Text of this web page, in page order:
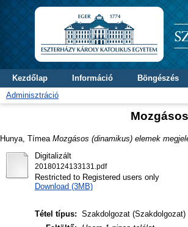
Kezdőlap Információ
Böngészés
Adminisztráció
Hunya, Tímea Mozgásos (dinamikus) elemek
Digitalizált
20180124133131.pdf
Restricted to Registered users only
Download (3MB)
Tétel típus: Szakdolgozat (Szakdolgozat)